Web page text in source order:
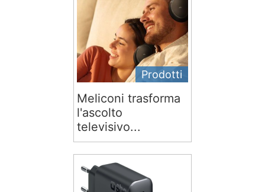
Prodotti
Meliconi trasforma
l'ascolto
televisivo...